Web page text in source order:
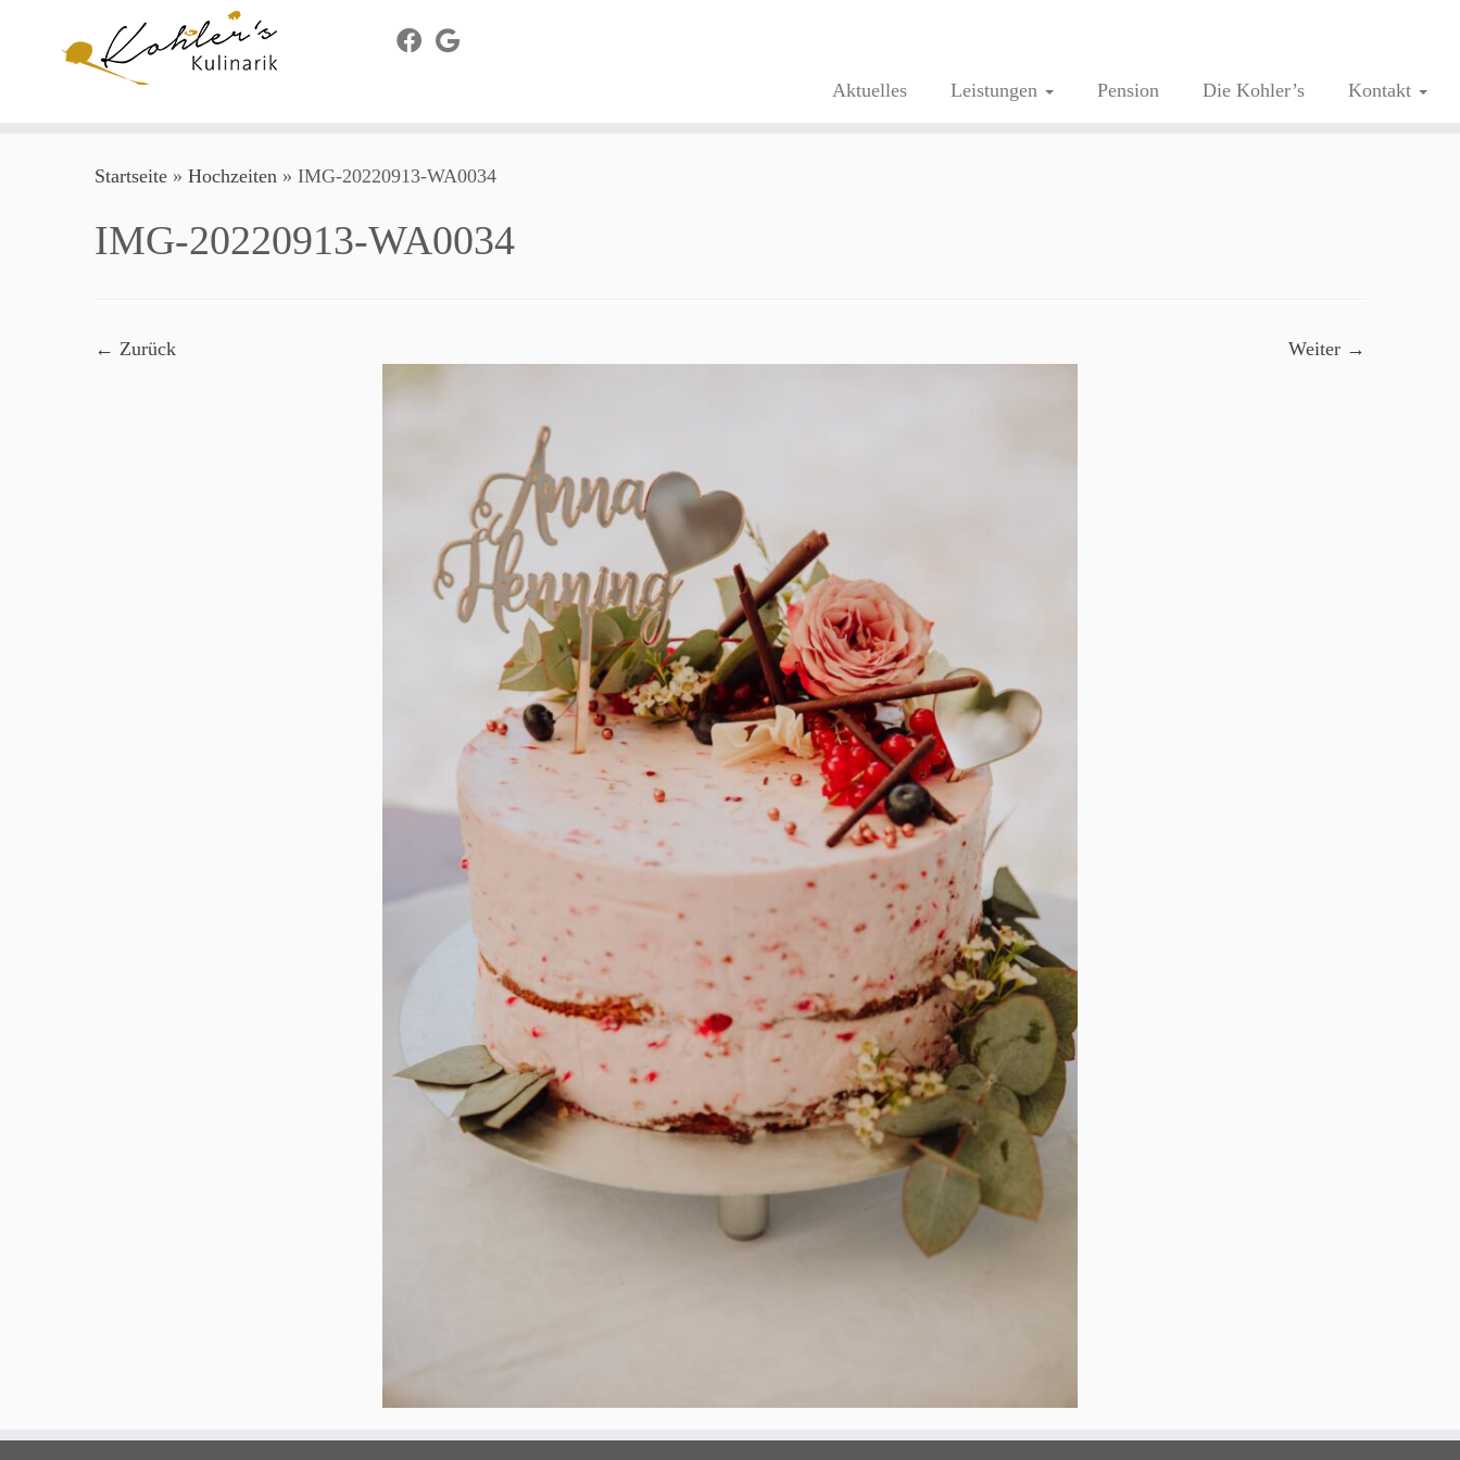
Aktuelles Leistungen Pension Die Kohler’s Kontakt
Startseite » Hochzeiten » IMG-20220913-WA0034
IMG-20220913-WA0034
← Zurück Weiter →